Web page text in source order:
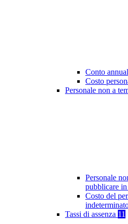
Conto
Costo
Personale non a
Personale
pubblicare
Costo del
Tassi di assenza 11